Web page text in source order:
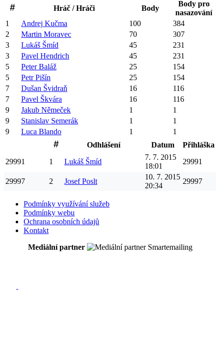
Hráč / Hráči
Body
Body pro
nasazování
1
Andrej Kučma 100
384
2
Martin Moravec 70
307
3
Lukáš Šmíd 45
231
3
Pavel Hendrich 45
231
5
Peter Baláž 25
154
5
Petr Pišín 25
154
7
Dušan Švidraň 16
116
7
Pavel Škvára 16
116
9
Jakub Němeček 1
1
9
Stanislav Semerák 1
1
9
Luca Blando 1
1
Odhlášení
Datum
Přihláška
29991
1 Lukáš Šmíd
7. 7. 2015
18:01
29991
29997 2 Josef Poslt
10. 7. 2015
20:34
29997
Podmínky využívání služeb
Podmínky webu
Ochrana osobních údajů
Kontakt
Mediální partner